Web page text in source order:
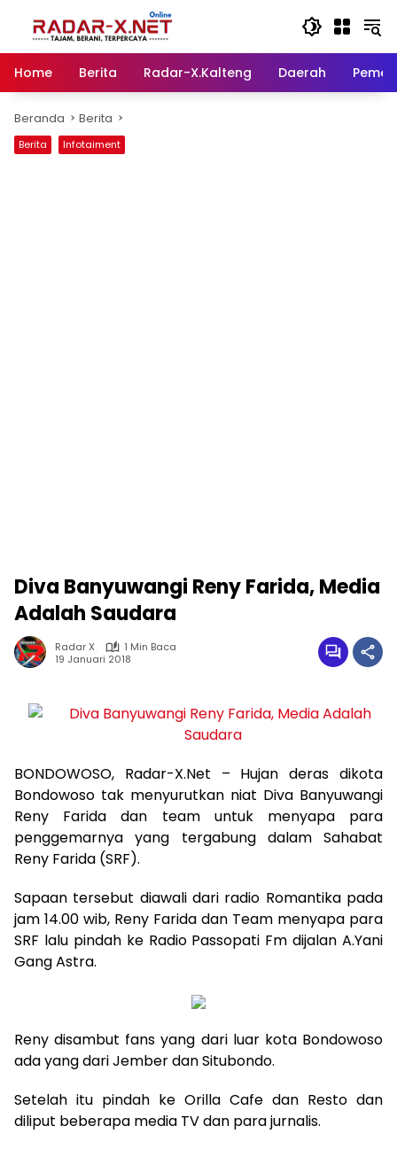
konten
Home
Berita Radar-X.Kalteng Daerah
Beranda Berita
Berita Infotaiment
Diva Banyuwangi Reny Farida, Media
Adalah Saudara
Radar X
1 Min Baca
19 Januari 2018
BONDOWOSO, Radar-X.Net – Hujan deras dikota
Bondowoso tak menyurutkan niat Diva Banyuwangi
Reny Farida dan team untuk menyapa para
penggemarnya yang tergabung dalam Sahabat
Reny Farida (SRF).
Sapaan tersebut diawali dari radio Romantika pada
jam 14.00 wib, Reny Farida dan Team menyapa para
SRF lalu pindah ke Radio Passopati Fm dijalan A.Yani
Gang Astra.
Reny disambut fans yang dari luar kota Bondowoso
ada yang dari Jember dan Situbondo.
Setelah itu pindah ke Orilla Cafe dan Resto dan
diliput beberapa media TV dan para jurnalis.